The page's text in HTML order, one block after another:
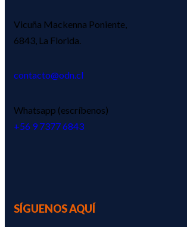
Vicuña Mackenna Poniente,
6843, La Florida.
contacto@odn.cl
Whatsapp (escríbenos)
‪+56 9 7377 6843‬
SÍGUENOS AQUÍ